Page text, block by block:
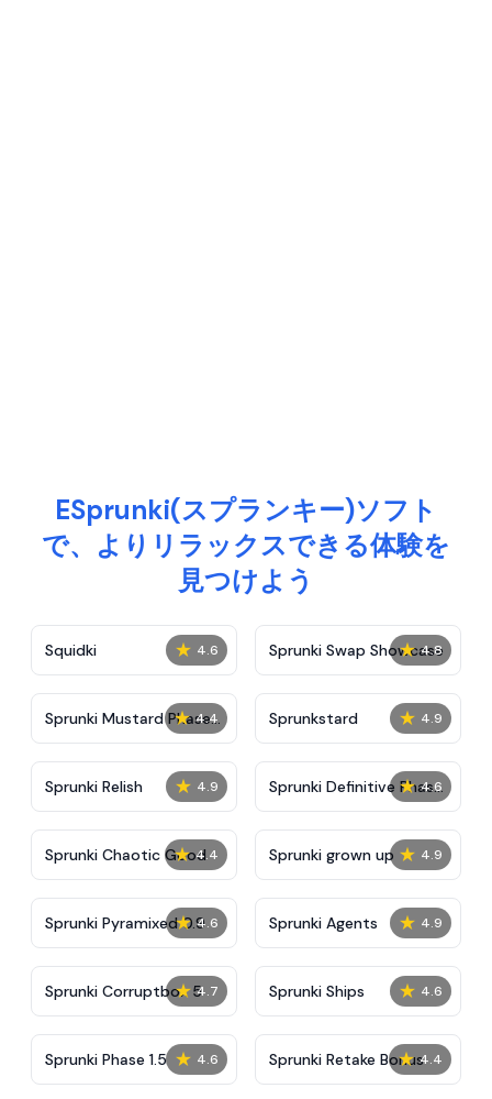
ESprunki(スプランキー)ソフト
で、よりリラックスできる体験を
見つけよう
★ 4.6
Squidki ★ 4.8
Sprunki Swap Showcase
★ 4.4
Sprunki Mustard Phase
2
★ 4.9
Sprunkstard
★ 4.9
Sprunki Relish ★ 4.6
Sprunki Definitive Phase
7
★ 4.4
Sprunki Chaotic Good ★ 4.9
Sprunki grown up
★ 4.6
Sprunki Pyramixed 0.9 ★ 4.9
Sprunki Agents
★ 4.7
Sprunki Corruptbox 5 ★ 4.6
Sprunki Ships
★ 4.6
Sprunki Phase 1.5 ★ 4.4
Sprunki Retake Bonus